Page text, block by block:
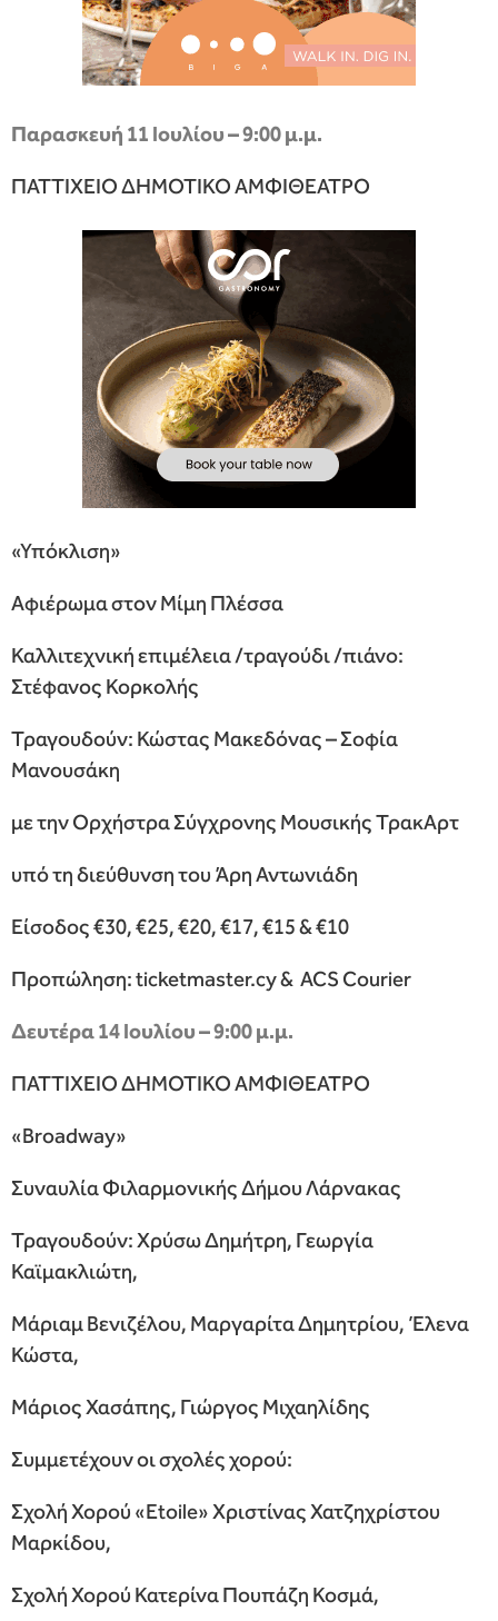
Παρασκευή 11 Ιουλίου – 9:00 μ.μ.
ΠΑΤΤΙΧΕΙΟ ΔΗΜΟΤΙΚΟ ΑΜΦΙΘΕΑΤΡΟ
«Υπόκλιση»
Αφιέρωμα στον Μίμη Πλέσσα
Καλλιτεχνική επιμέλεια /τραγούδι /πιάνο:
Στέφανος Κορκολής
Τραγουδούν: Κώστας Μακεδόνας – Σοφία
Μανουσάκη
με την Ορχήστρα Σύγχρονης Μουσικής ΤρακΑρτ
υπό τη διεύθυνση του Άρη Αντωνιάδη
Είσοδος €30, €25, €20, €17, €15 & €10
Προπώληση: ticketmaster.cy & ACS Courier
Δευτέρα 14 Ιουλίου – 9:00 μ.μ.
ΠΑΤΤΙΧΕΙΟ ΔΗΜΟΤΙΚΟ ΑΜΦΙΘΕΑΤΡΟ
«Broadway»
Συναυλία Φιλαρμονικής Δήμου Λάρνακας
Τραγουδούν: Χρύσω Δημήτρη, Γεωργία
Καϊμακλιώτη,
Μάριαμ Βενιζέλου, Μαργαρίτα Δημητρίου, Έλενα
Κώστα,
Μάριος Χασάπης, Γιώργος Μιχαηλίδης
Συμμετέχουν οι σχολές χορού:
Σχολή Χορού «Etoile» Χριστίνας Χατζηχρίστου
Μαρκίδου,
Σχολή Χορού Κατερίνα Πουπάζη Κοσμά,